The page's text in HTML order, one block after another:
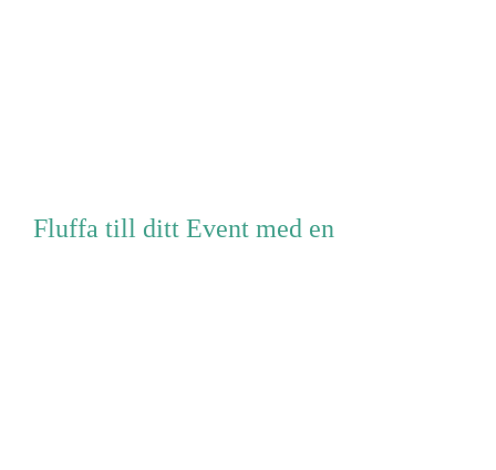
Fluffa till ditt Event med en